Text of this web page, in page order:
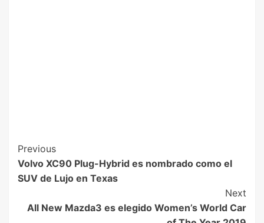
Previous
Volvo XC90 Plug-Hybrid es nombrado como el
SUV de Lujo en Texas
Next
All New Mazda3 es elegido Women’s World Car